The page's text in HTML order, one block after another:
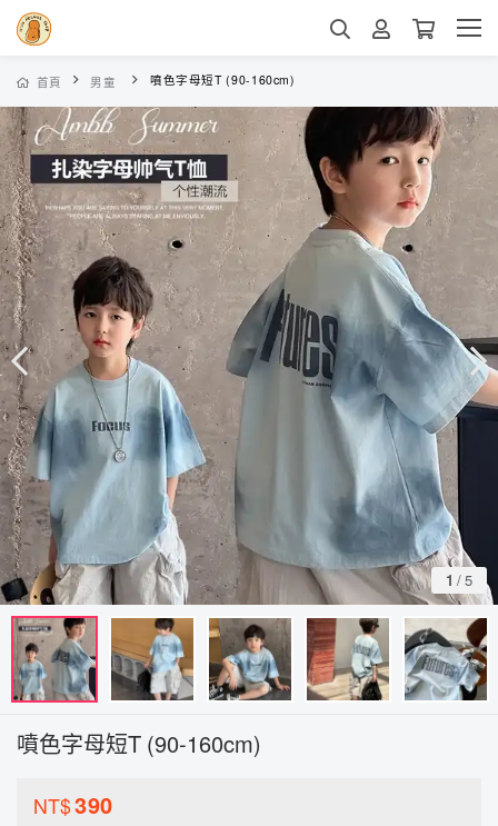
首頁 男童 噴色字母短T (90-160cm)
1 /5
噴色字母短T (90-160cm)
NT$390